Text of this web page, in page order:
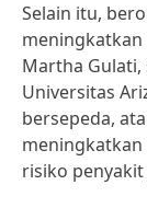
Selain itu,
Martha
Universitas
bersepeda,
risiko